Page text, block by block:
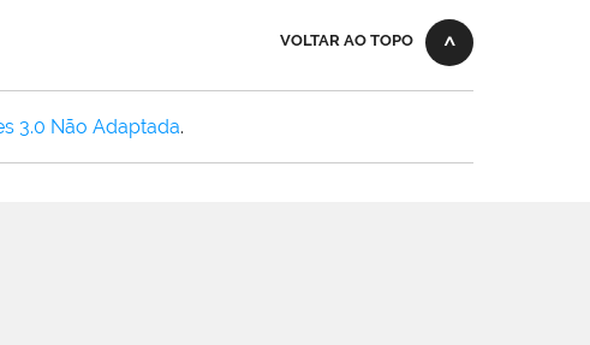
VOLTAR AO TOPO
3.0 Não Adaptada.